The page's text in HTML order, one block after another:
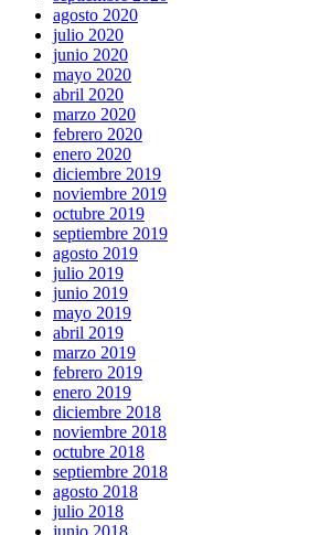
agosto 2020
julio 2020
junio 2020
mayo 2020
abril 2020
marzo 2020
febrero 2020
enero 2020
diciembre 2019
noviembre 2019
octubre 2019
septiembre 2019
agosto 2019
julio 2019
junio 2019
mayo 2019
abril 2019
marzo 2019
febrero 2019
enero 2019
diciembre 2018
noviembre 2018
octubre 2018
septiembre 2018
agosto 2018
julio 2018
junio 2018